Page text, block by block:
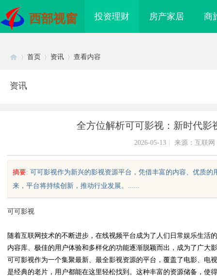
西部视窗 投资理财 房产家居 商
首页 资讯 查看内容
资讯
全方位解析可可影视：新时代影
2026-05-13 来源：互联网
摘要: 可可影视作为新兴的影视资源平台，凭借丰富的内容、优质
来，平台将持续创新，推动行业发展。......
可可影视
随着互联网技术的不断进步，在线视频平台成为了人们日常娱乐生活
内容库、极佳的用户体验和多样化的功能逐渐脱颖而出，成为了广大
可可影视作为一个集聚最新、最全影视资源的平台，覆盖了电影、电
是经典的老片，用户都能在这里轻松找到。这种丰富的资源储备，使
势——打造高效信息交流平台 发